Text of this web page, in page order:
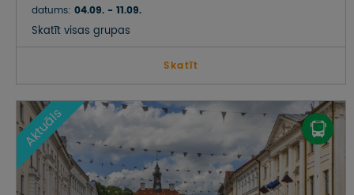
datums: 04.09. - 11.09.
Skatīt visas grupas
Skatīt
Aktuāls